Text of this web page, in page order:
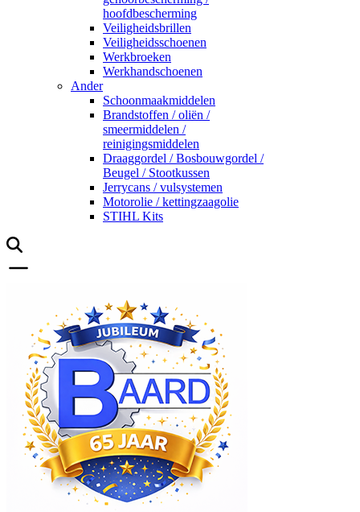
hoofdbescherming
Veiligheidsbrillen
Veiligheidsschoenen
Werkbroeken
Werkhandschoenen
Ander
Schoonmaakmiddelen
Brandstoffen / oliën /
smeermiddelen /
reinigingsmiddelen
Draaggordel / Bosbouwgordel /
Beugel / Stootkussen
Jerrycans / vulsystemen
Motorolie / kettingzaagolie
STIHL Kits